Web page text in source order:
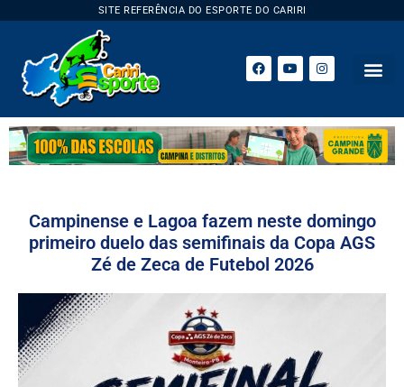
SITE REFERÊNCIA DO ESPORTE DO CARIRI
Campinense e Lagoa fazem neste domingo
primeiro duelo das semifinais da Copa AGS
Zé de Zeca de Futebol 2026